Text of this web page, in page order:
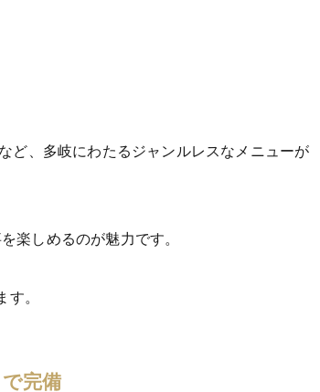
ど、多岐にわたるジャンルレスなメニューが
楽しめるのが魅力です。
。
完備